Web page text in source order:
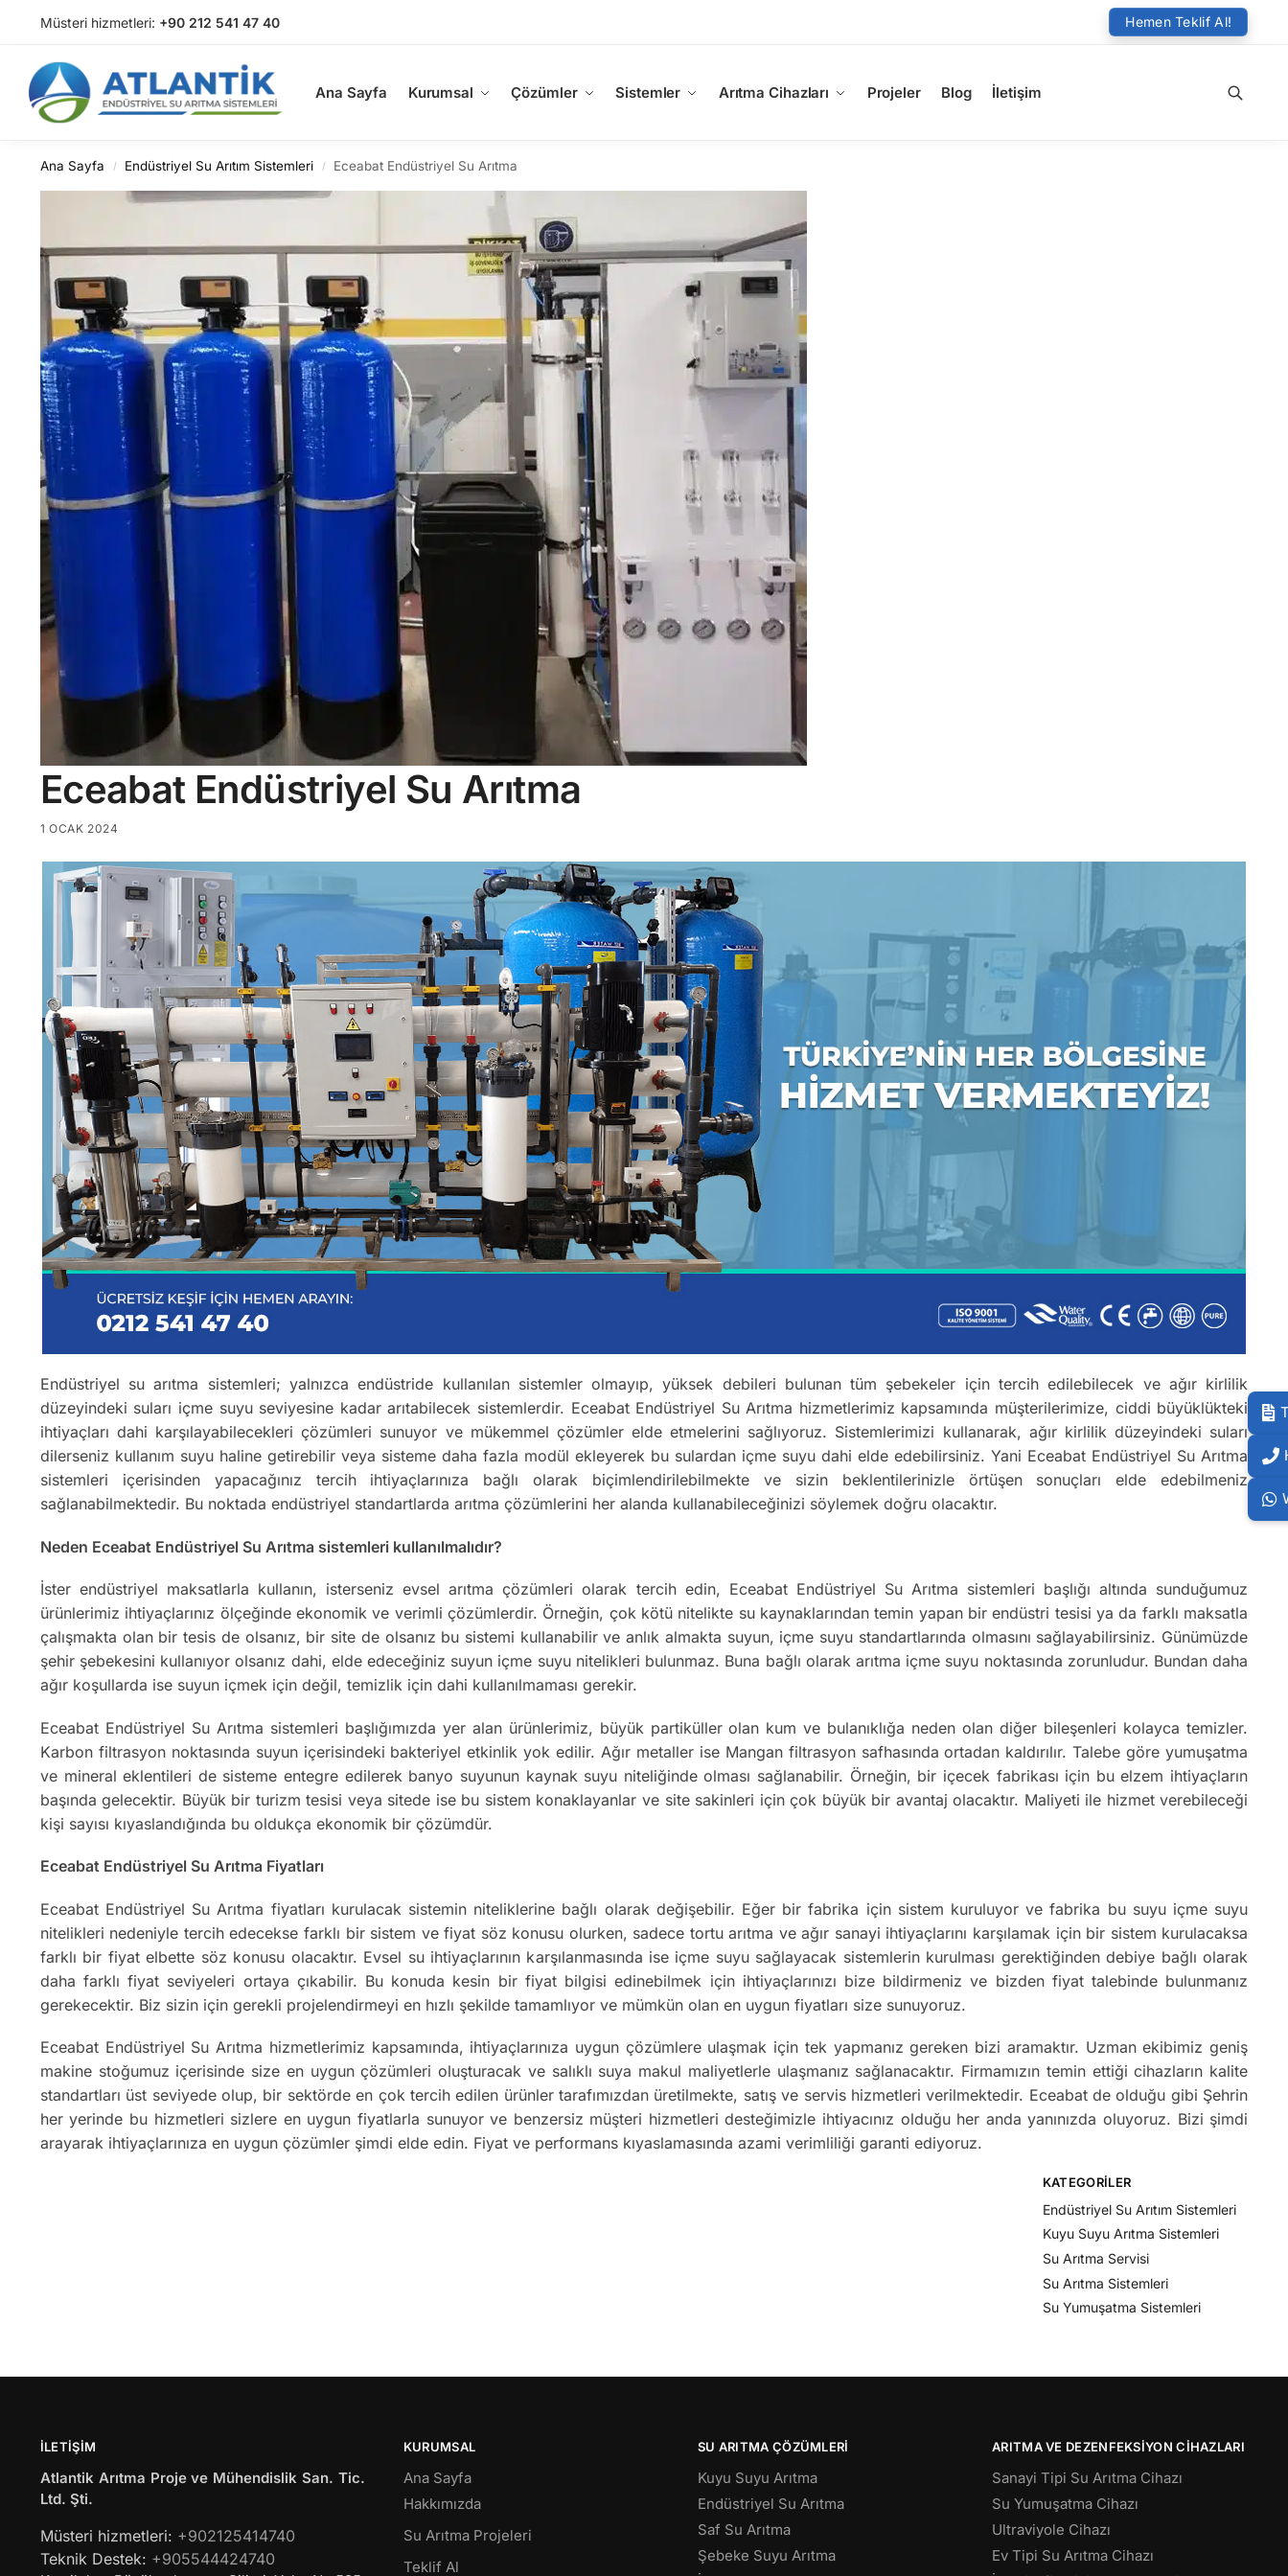
Müsteri hizmetleri: +90 212 541 47 40 Hemen Teklif Al!
Ana Sayfa Kurumsal Çözümler Sistemler Arıtma Cihazları Projeler Blog İletişim
Arama
Ara
Ana Sayfa / Endüstriyel Su Arıtım Sistemleri / Eceabat Endüstriyel Su Arıtma
Eceabat Endüstriyel Su Arıtma
1 OCAK 2024
Endüstriyel su arıtma sistemleri; yalnızca endüstride kullanılan sistemler olmayıp, yüksek debileri bulunan tüm şebekeler için tercih edilebilecek ve ağır kirlilik
düzeyindeki suları içme suyu seviyesine kadar arıtabilecek sistemlerdir. Eceabat Endüstriyel Su Arıtma hizmetlerimiz kapsamında müşterilerimize, ciddi büyüklükteki
ihtiyaçları dahi karşılayabilecekleri çözümleri sunuyor ve mükemmel çözümler elde etmelerini sağlıyoruz. Sistemlerimizi kullanarak, ağır kirlilik düzeyindeki suları
dilerseniz kullanım suyu haline getirebilir veya sisteme daha fazla modül ekleyerek bu sulardan içme suyu dahi elde edebilirsiniz. Yani Eceabat Endüstriyel Su Arıtma
sistemleri içerisinden yapacağınız tercih ihtiyaçlarınıza bağlı olarak biçimlendirilebilmekte ve sizin beklentilerinizle örtüşen sonuçları elde edebilmeniz
sağlanabilmektedir. Bu noktada endüstriyel standartlarda arıtma çözümlerini her alanda kullanabileceğinizi söylemek doğru olacaktır.
Neden Eceabat Endüstriyel Su Arıtma sistemleri kullanılmalıdır?
İster endüstriyel maksatlarla kullanın, isterseniz evsel arıtma çözümleri olarak tercih edin, Eceabat Endüstriyel Su Arıtma sistemleri başlığı altında sunduğumuz
ürünlerimiz ihtiyaçlarınız ölçeğinde ekonomik ve verimli çözümlerdir. Örneğin, çok kötü nitelikte su kaynaklarından temin yapan bir endüstri tesisi ya da farklı maksatla
çalışmakta olan bir tesis de olsanız, bir site de olsanız bu sistemi kullanabilir ve anlık almakta suyun, içme suyu standartlarında olmasını sağlayabilirsiniz. Günümüzde
şehir şebekesini kullanıyor olsanız dahi, elde edeceğiniz suyun içme suyu nitelikleri bulunmaz. Buna bağlı olarak arıtma içme suyu noktasında zorunludur. Bundan daha
ağır koşullarda ise suyun içmek için değil, temizlik için dahi kullanılmaması gerekir.
Eceabat Endüstriyel Su Arıtma sistemleri başlığımızda yer alan ürünlerimiz, büyük partiküller olan kum ve bulanıklığa neden olan diğer bileşenleri kolayca temizler.
Karbon filtrasyon noktasında suyun içerisindeki bakteriyel etkinlik yok edilir. Ağır metaller ise Mangan filtrasyon safhasında ortadan kaldırılır. Talebe göre yumuşatma
ve mineral eklentileri de sisteme entegre edilerek banyo suyunun kaynak suyu niteliğinde olması sağlanabilir. Örneğin, bir içecek fabrikası için bu elzem ihtiyaçların
başında gelecektir. Büyük bir turizm tesisi veya sitede ise bu sistem konaklayanlar ve site sakinleri için çok büyük bir avantaj olacaktır. Maliyeti ile hizmet verebileceği
kişi sayısı kıyaslandığında bu oldukça ekonomik bir çözümdür.
Eceabat Endüstriyel Su Arıtma Fiyatları
Eceabat Endüstriyel Su Arıtma fiyatları kurulacak sistemin niteliklerine bağlı olarak değişebilir. Eğer bir fabrika için sistem kuruluyor ve fabrika bu suyu içme suyu
nitelikleri nedeniyle tercih edecekse farklı bir sistem ve fiyat söz konusu olurken, sadece tortu arıtma ve ağır sanayi ihtiyaçlarını karşılamak için bir sistem kurulacaksa
farklı bir fiyat elbette söz konusu olacaktır. Evsel su ihtiyaçlarının karşılanmasında ise içme suyu sağlayacak sistemlerin kurulması gerektiğinden debiye bağlı olarak
daha farklı fiyat seviyeleri ortaya çıkabilir. Bu konuda kesin bir fiyat bilgisi edinebilmek için ihtiyaçlarınızı bize bildirmeniz ve bizden fiyat talebinde bulunmanız
gerekecektir. Biz sizin için gerekli projelendirmeyi en hızlı şekilde tamamlıyor ve mümkün olan en uygun fiyatları size sunuyoruz.
Eceabat Endüstriyel Su Arıtma hizmetlerimiz kapsamında, ihtiyaçlarınıza uygun çözümlere ulaşmak için tek yapmanız gereken bizi aramaktır. Uzman ekibimiz geniş
makine stoğumuz içerisinde size en uygun çözümleri oluşturacak ve salıklı suya makul maliyetlerle ulaşmanız sağlanacaktır. Firmamızın temin ettiği cihazların kalite
standartları üst seviyede olup, bir sektörde en çok tercih edilen ürünler tarafımızdan üretilmekte, satış ve servis hizmetleri verilmektedir. Eceabat de olduğu gibi Şehrin
her yerinde bu hizmetleri sizlere en uygun fiyatlarla sunuyor ve benzersiz müşteri hizmetleri desteğimizle ihtiyacınız olduğu her anda yanınızda oluyoruz. Bizi şimdi
arayarak ihtiyaçlarınıza en uygun çözümler şimdi elde edin. Fiyat ve performans kıyaslamasında azami verimliliği garanti ediyoruz.
KATEGORILER
Endüstriyel Su Arıtım Sistemleri
Kuyu Suyu Arıtma Sistemleri
Su Arıtma Servisi
Su Arıtma Sistemleri
Su Yumuşatma Sistemleri
İLETIŞIM
Atlantik Arıtma Proje ve Mühendislik San. Tic.
Ltd. Şti.
Müsteri hizmetleri: +902125414740
Teknik Destek: +905544424740
KURUMSAL
Ana Sayfa
Hakkımızda
Su Arıtma Projeleri
Teklif Al
SU ARITMA ÇÖZÜMLERI
Kuyu Suyu Arıtma
Endüstriyel Su Arıtma
Saf Su Arıtma
Şebeke Suyu Arıtma
ARITMA VE DEZENFEKSIYON CIHAZLARI
Sanayi Tipi Su Arıtma Cihazı
Su Yumuşatma Cihazı
Ultraviyole Cihazı
Ev Tipi Su Arıtma Cihazı